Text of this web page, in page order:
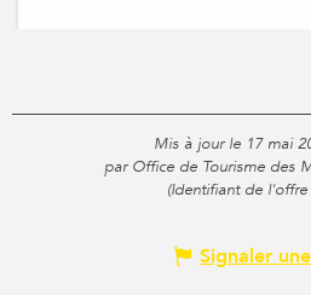
Mis à jour le 17 mai
par Office de Tourisme des
(Identifiant de l'offre
Signaler